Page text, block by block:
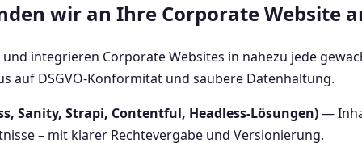
wir an Ihre Corporate Website
integrieren Corporate Websites in nahezu jede
auf DSGVO-Konformität und saubere Datenhaltung.
Sanity, Strapi, Contentful, Headless-Lösungen)—
– mit klarer Rechtevergabe und Versionierung.